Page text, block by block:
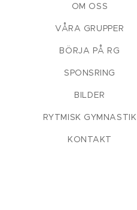
OM OSS
VÅRA GRUPPER
BÖRJA PÅ RG
SPONSRING
BILDER
RYTMISK GYMNASTIK
KONTAKT